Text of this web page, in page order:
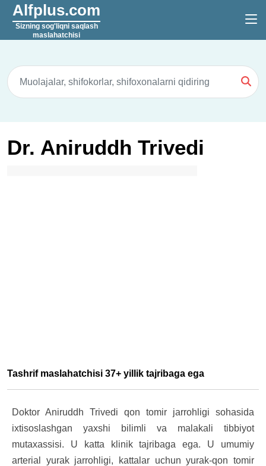
Alfplus.com
Sizning sog'liqni saqlash
maslahatchisi
Dr. Aniruddh Trivedi
Tashrif maslahatchisi 37+ yillik tajribaga ega
Doktor Aniruddh Trivedi qon tomir jarrohligi sohasida
ixtisoslashgan yaxshi bilimli va malakali tibbiyot
mutaxassisi. U katta klinik tajribaga ega. U umumiy
arterial yurak jarrohligi, kattalar uchun yurak-qon tomir